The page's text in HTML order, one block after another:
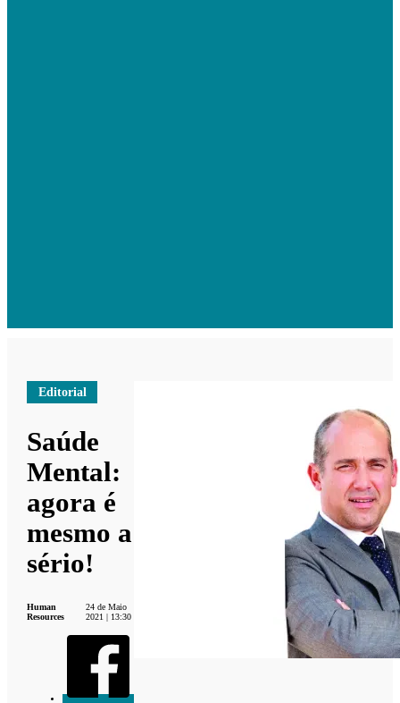
Editorial
Saúde
Mental:
agora é
mesmo a
sério!
Human
Resources
24 de Maio
2021 | 13:30